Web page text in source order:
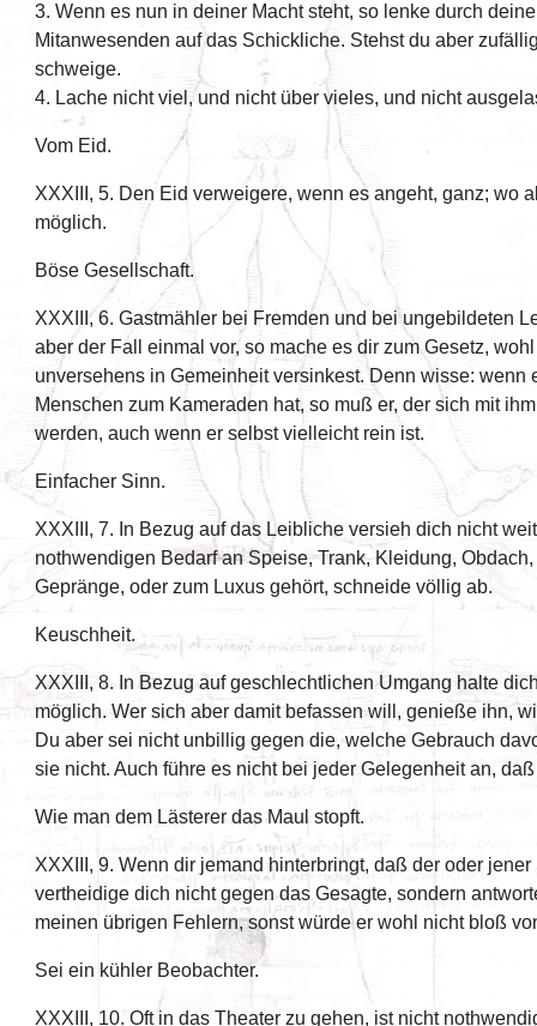
3. Wenn es nun in deiner Macht steht, so lenke durch
Mitanwesenden auf das Schickliche. Stehst du aber
schweige.
4. Lache nicht viel, und nicht über vieles, und nicht
Vom Eid.
XXXIII, 5. Den Eid verweigere, wenn es angeht, ganz; wo
möglich.
Böse Gesellschaft.
XXXIII, 6. Gastmähler bei Fremden und bei ungebildeten
aber der Fall einmal vor, so mache es dir zum Gesetz,
unversehens in Gemeinheit versinkest. Denn wisse: wenn
Menschen zum Kameraden hat, so muß er, der sich mit
werden, auch wenn er selbst vielleicht rein ist.
Einfacher Sinn.
XXXIII, 7. In Bezug auf das Leibliche versieh dich nicht
nothwendigen Bedarf an Speise, Trank, Kleidung,
Gepränge, oder zum Luxus gehört, schneide völlig ab.
Keuschheit.
XXXIII, 8. In Bezug auf geschlechtlichen Umgang halte
möglich. Wer sich aber damit befassen will, genieße ihn,
Du aber sei nicht unbillig gegen die, welche Gebrauch
sie nicht. Auch führe es nicht bei jeder Gelegenheit an,
Wie man dem Lästerer das Maul stopft.
XXXIII, 9. Wenn dir jemand hinterbringt, daß der oder
vertheidige dich nicht gegen das Gesagte, sondern
meinen übrigen Fehlern, sonst würde er wohl nicht bloß
Sei ein kühler Beobachter.
XXXIII, 10. Oft in das Theater zu gehen, ist nicht